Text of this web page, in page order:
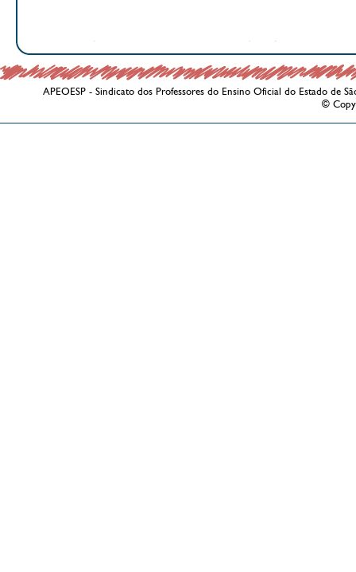
APEOESP - Sindicato dos Professores do Ensino Oficial do Estado de
©